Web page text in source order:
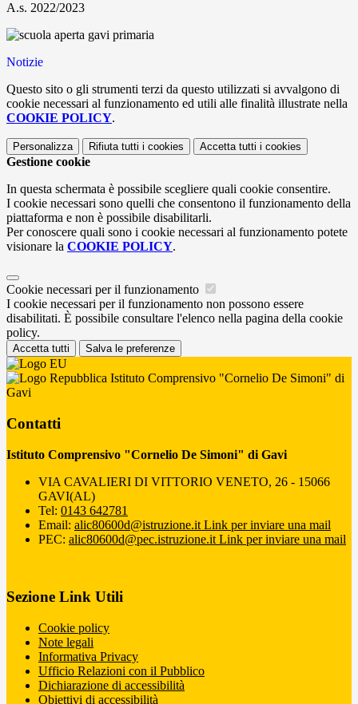
A.s. 2022/2023
Notizie
Questo sito o gli strumenti terzi da questo utilizzati si avvalgono di
cookie necessari al funzionamento ed utili alle finalità illustrate nella
COOKIE POLICY.
Personalizza Rifiuta tutti i cookies Accetta tutti i cookies
Gestione cookie
In questa schermata è possibile scegliere quali cookie consentire.
I cookie necessari sono quelli che consentono il funzionamento della
piattaforma e non è possibile disabilitarli.
Per conoscere quali sono i cookie necessari al funzionamento potete
visionare la COOKIE POLICY.
Cookie necessari per il funzionamento
I cookie necessari per il funzionamento non possono essere
disabilitati. È possibile consultare l'elenco nella pagina della cookie
policy.
Accetta tutti Salva le preferenze
Istituto Comprensivo "Cornelio De Simoni" di
Gavi
Contatti
Istituto Comprensivo "Cornelio De Simoni" di Gavi
VIA CAVALIERI DI VITTORIO VENETO, 26 - 15066
GAVI(AL)
Tel: 0143 642781
Email: alic80600d@istruzione.it Link per inviare una mail
PEC: alic80600d@pec.istruzione.it Link per inviare una mail
Sezione Link Utili
Cookie policy
Note legali
Informativa Privacy
Ufficio Relazioni con il Pubblico
Dichiarazione di accessibilità
Obiettivi di accessibilità